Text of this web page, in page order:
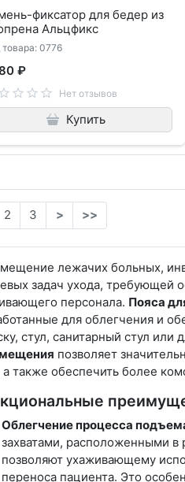
фиксатор для бедер из
Альцфикс
товара: 0776
₽
Нет отзывов
Купить
2 3 > >>
лежачих больных,
задач ухода, требующей
персонала. Пояса
для облегчения и
стул, санитарный стул
позволяет
а также обеспечить более
Облегчение процесса
захватами, расположенными в
позволяют ухаживающему
переноса пациента. Это